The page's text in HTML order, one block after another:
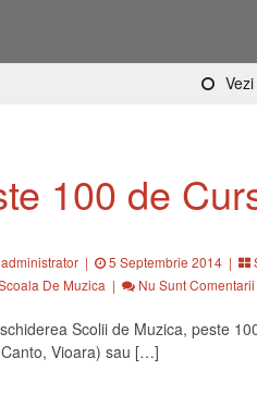
100 de
| 5 Septembrie 2014 |
De Muzica | Nu Sunt Comentarii
Scolii de Muzica, peste
Vioara) sau […]